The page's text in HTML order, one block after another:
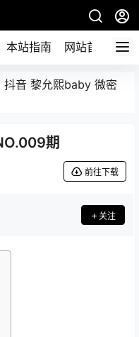
本站指南 网站首页
抖音 黎允熙baby 微密
期
前往下载
关注